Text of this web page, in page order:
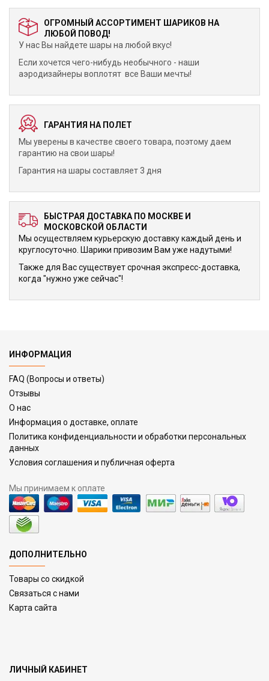
ОГРОМНЫЙ АССОРТИМЕНТ ШАРИКОВ НА
ЛЮБОЙ ПОВОД!
У нас Вы найдете шары на любой вкус!
Если хочется чего-нибудь необычного - наши
аэродизайнеры воплотят все Ваши мечты!
ГАРАНТИЯ НА ПОЛЕТ
Мы уверены в качестве своего товара, поэтому даем
гарантию на свои шары!
Гарантия на шары составляет 3 дня
БЫСТРАЯ ДОСТАВКА ПО МОСКВЕ И
МОСКОВСКОЙ ОБЛАСТИ
Мы осуществляем курьерскую доставку каждый день и
круглосуточно. Шарики привозим Вам уже надутыми!
Также для Вас существует срочная экспресс-доставка,
когда "нужно уже сейчас"!
ИНФОРМАЦИЯ
FAQ (Вопросы и ответы)
Отзывы
О нас
Информация о доставке, оплате
Политика конфиденциальности и обработки персональных
данных
Условия соглашения и публичная оферта
Мы принимаем к оплате
ДОПОЛНИТЕЛЬНО
Товары со скидкой
Связаться с нами
Карта сайта
ЛИЧНЫЙ КАБИНЕТ